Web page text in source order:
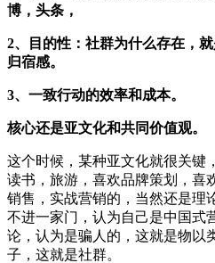
博，头条，
2、目的性：社群为什么存在，
归宿感。
3、一致行动的效率和成本。
核心还是亚文化和共同价值观。
这个时候，某种亚文化就很关键
读书，旅游，喜欢品牌策划，喜
销售，实战营销的，当然还是理论
不进一家门，认为自己是中国式
论，认为是骗人的，这就是物以
子，这就是社群。